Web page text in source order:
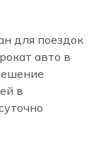
для поездок
авто в
в